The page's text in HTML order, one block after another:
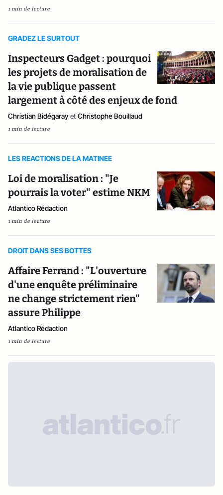
1 min de lecture
GRADEZ LE SURTOUT
Inspecteurs Gadget : pourquoi
les projets de moralisation de
la vie publique passent
largement à côté des enjeux de fond
Christian Bidégaray et Christophe Bouillaud
1 min de lecture
LES REACTIONS DE LA MATINEE
Loi de moralisation : "Je
pourrais la voter" estime NKM
Atlantico Rédaction
1 min de lecture
DROIT DANS SES BOTTES
Affaire Ferrand : "L'ouverture
d'une enquête préliminaire
ne change strictement rien"
assure Philippe
Atlantico Rédaction
1 min de lecture